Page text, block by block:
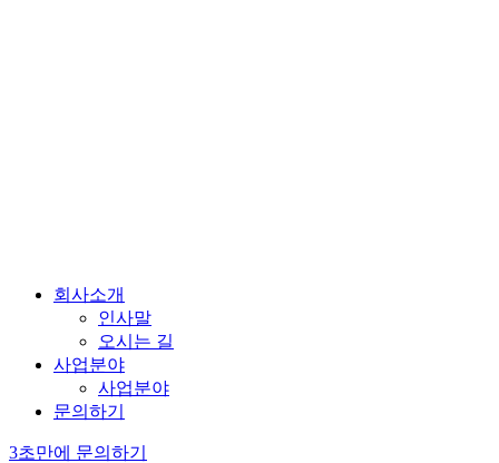
회사소개
인사말
오시는 길
사업분야
사업분야
문의하기
3초만에 문의하기